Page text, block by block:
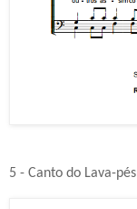
5 - Canto do Lava-pés